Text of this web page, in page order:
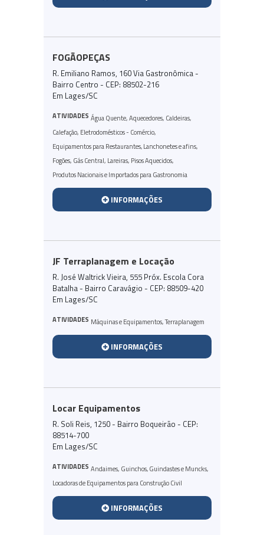
FOGÃOPEÇAS
R. Emiliano Ramos, 160 Via Gastronômica -
Bairro Centro - CEP: 88502-216
Em Lages/SC
ATIVIDADES Água Quente,Aquecedores, Caldeiras,
Calefação, Eletrodomésticos - Comércio,
Equipamentos para Restaurantes, Lanchonetes e afins,
Fogões, Gás Central, Lareiras, Pisos Aquecidos,
Produtos Nacionais e Importados para Gastronomia
INFORMAÇÕES
JF Terraplanagem e Locação
R. José Waltrick Vieira, 555 Próx. Escola Cora
Batalha - Bairro Caravágio - CEP: 88509-420
Em Lages/SC
ATIVIDADES Máquinas e Equipamentos,Terraplanagem
INFORMAÇÕES
Locar Equipamentos
R. Soli Reis, 1250 - Bairro Boqueirão - CEP:
88514-700
Em Lages/SC
ATIVIDADES Andaimes, Guinchos, Guindastes e Muncks,
Locadoras de Equipamentos para Construção Civil
INFORMAÇÕES